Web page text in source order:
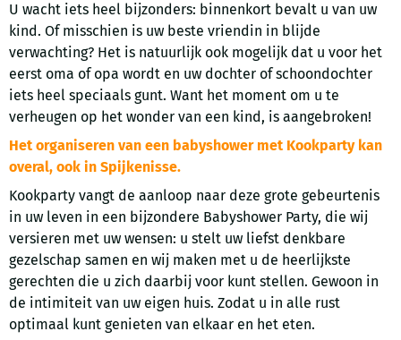
U wacht iets heel bijzonders: binnenkort bevalt u van uw
kind. Of misschien is uw beste vriendin in blijde
verwachting? Het is natuurlijk ook mogelijk dat u voor het
eerst oma of opa wordt en uw dochter of schoondochter
iets heel speciaals gunt. Want het moment om u te
verheugen op het wonder van een kind, is aangebroken!
Het organiseren van een babyshower met Kookparty kan
overal, ook in Spijkenisse.
Kookparty vangt de aanloop naar deze grote gebeurtenis
in uw leven in een bijzondere Babyshower Party, die wij
versieren met uw wensen: u stelt uw liefst denkbare
gezelschap samen en wij maken met u de heerlijkste
gerechten die u zich daarbij voor kunt stellen. Gewoon in
de intimiteit van uw eigen huis. Zodat u in alle rust
optimaal kunt genieten van elkaar en het eten.